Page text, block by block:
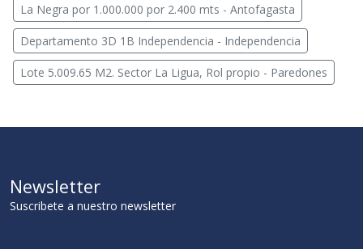
La Negra por 1.000.000 por 2.400 mts - Antofagasta
Departamento 3D 1B Independencia - Independencia
Lote 5.009.65 M2. Sector La Ligua, Rol propio - Paredones
Newsletter
Suscribete a nuestro newsletter